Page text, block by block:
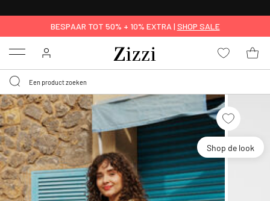
BESPAAR TOT 50% + 10% EXTRA | SHOP SALE
Menu
Shop de look